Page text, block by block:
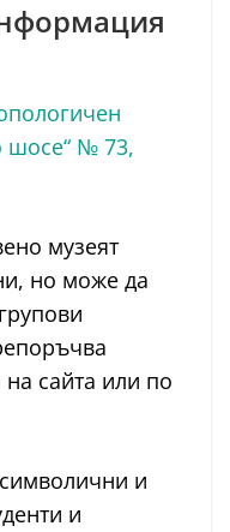
шосе“ № 73,
музеят
но може да
сайта или по
и
и